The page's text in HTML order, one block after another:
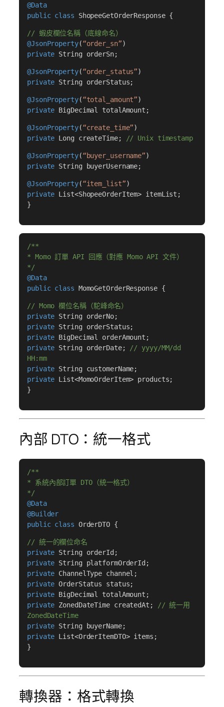
@Data
public class ShopeeGetOrderResponse {
// 蝦皮欄位名稱（底線命名）
@JsonProperty(“order_sn”)
private String orderSn;
@JsonProperty(“order_status”)
private String orderStatus;
@JsonProperty(“total_amount”)
private BigDecimal totalAmount;
@JsonProperty(“create_time”)
private Long createTime; // Unix timestamp
@JsonProperty(“buyer_username”)
private String buyerUsername;
@JsonProperty(“item_list”)
private List<ShopeeOrderItem> itemList;
}
/**
* Momo 訂單 API 回應（對應 Momo API 文件）
*/
@Data
public class MomoGetOrderResponse {
// Momo 欄位名稱（駝峰命名）
private String orderNo;
private String orderStatus;
private BigDecimal orderAmount;
private String orderDate; // yyyy/MM/dd
HH:mm
private String customerName;
private List<MomoOrderItem> products;
}
內部 DTO：統一格式
/**
* 系統內部訂單 DTO（統一格式）
*/
@Data
@Builder
public class OrderDTO {
// 統一的欄位命名
private String orderId;
private String platformOrderId;
private ChannelType channel;
private OrderStatus status;
private BigDecimal totalAmount;
private ZonedDateTime createdAt;
// 統一用
ZonedDateTime
private String buyerName;
private List<OrderItemDTO> items;
}
轉換器：格式轉換